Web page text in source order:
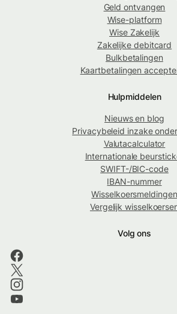
Geld ontvangen
Wise-platform
Wise Zakelijk
Zakelijke debitcard
Bulkbetalingen
Kaartbetalingen
Hulpmiddelen
Nieuws en blog
Privacybeleid inzake
Valutacalculator
Internationale
SWIFT-/BIC-code
IBAN-nummer
Wisselkoersmeldingen
Vergelijk
Volg ons